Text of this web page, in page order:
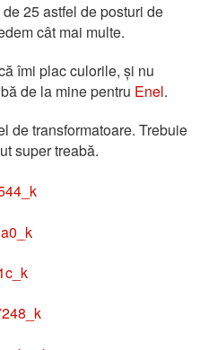
25 astfel de posturi de
cât mai multe.
îmi plac culorile, și nu
de la mine pentru Enel.
de transformatoare. Trebuie
super treabă.